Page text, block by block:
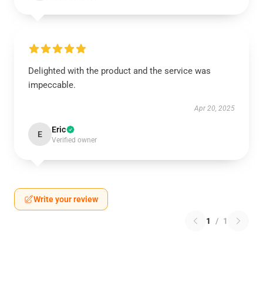
Delighted with the product and the service was
impeccable.
Apr 20, 2025
E Eric
Verified owner
Write your review
1 / 1